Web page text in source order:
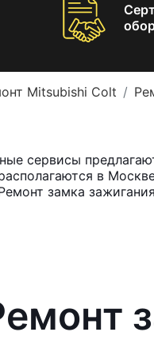
Mitsubishi Colt
сервисы
в
замка